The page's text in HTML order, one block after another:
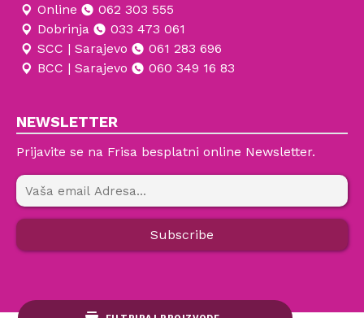
Online
062 303 555
Dobrinja
033 473 061
SCC | Sarajevo
061 283 696
BCC | Sarajevo
060 349 16 83
NEWSLETTER
Prijavite se na Frisa besplatni online Newsletter.